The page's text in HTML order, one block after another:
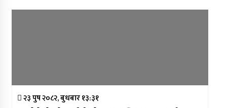
२३ पुष २०८२, बुधबार १३:३१